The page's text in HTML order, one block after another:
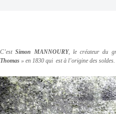
C’estSimon MANNOURY, le créateur du
Thomas » en 1830 qui est à l’origine des soldes.